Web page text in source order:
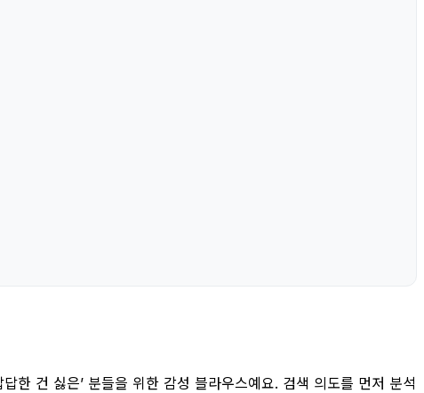
한 건 싫은’ 분들을 위한 감성 블라우스예요. 검색 의도를 먼저 분석